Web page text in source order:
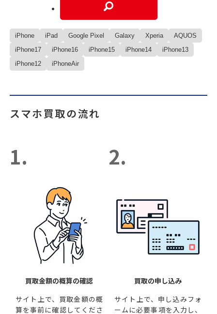
iPhone iPad Google Pixel Galaxy Xperia
AQUOS
iPhone17
iPhone16 iPhone15 iPhone14
iPhone13
iPhone12
iPhoneAir
スマホ買取の流れ
1.
買取金額の概算の確認
サイト上で、買取金額の概
算を事前に確認してくださ
2.
買取の申し込み
サイト上で、申し込みフォ
ームに必要事項を入力し、